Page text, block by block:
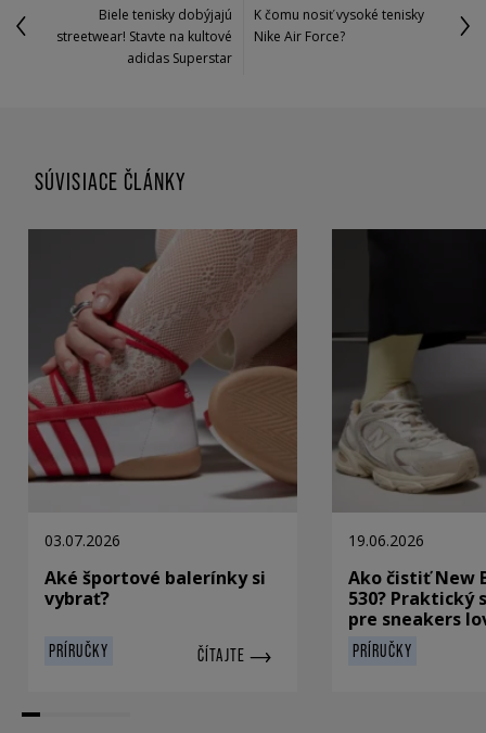
Biele tenisky dobýjajú
streetwear! Stavte na kultové
adidas Superstar
K čomu nosiť vysoké tenisky
Nike Air Force?
SÚVISIACE ČLÁNKY
03.07.2026
Aké športové balerínky si
vybrať?
PRÍRUČKY ČÍTAJTE
19.06.2026
Ako čistiť New
530? Praktický
pre sneakers
PRÍRUČKY